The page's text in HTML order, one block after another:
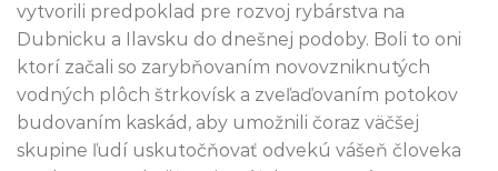
vytvorili predpoklad pre rozvoj rybárstva na
Dubnicku a Ilavsku do dnešnej podoby. Boli to oni
ktorí začali so zarybňovaním novovzniknutých
vodných plôch štrkovísk a zveľaďovaním potokov
budovaním kaskád, aby umožnili čoraz väčšej
skupine ľudí uskutočňovať odvekú vášeň človeka